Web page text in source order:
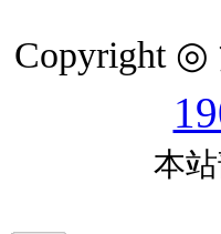
Copyright ◎
本